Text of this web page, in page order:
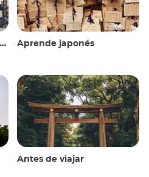
Aprende japonés
Antes de viajar